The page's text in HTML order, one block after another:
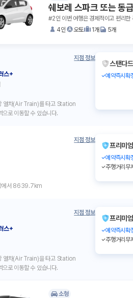
쉐보레 스파크 또는 동
#2인 이번 여행은 경제적이고 편리한
4인
오토 1개 5개
지점 정보
스+
열차(Air Train)를 타고 Station
로 이동할 수 있습니다.
스탠다
예약즉시확
지점 정보
에서 8639.7km
프리미
예약즉시확
주행거리무
지점 정보
스+
열차(Air Train)을 타고 Station
로 이동할 수 있습니다.
프리미
예약즉시확
주행거리무
소형